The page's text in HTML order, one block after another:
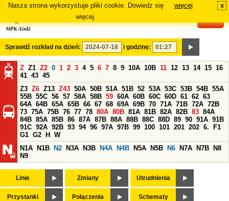
Nasza strona wykorzystuje pliki cookie. Dowiedz się
więcej.
więcej x
Sprawdź rozkład na dzień: i godzinę:
Z Z1 Z2 0 1 2 3 4 5 6 7 8 9 10A 10B 11 12 13 14 15 16
41 43 45
Z3 Z6 Z13 Z43 50A 50B 51A 51B 52 53A 53C 53B 54B 55A
55B 55C 56 57 58A 58B 59 60A 60B 60C 60D 61 62 63
64A 64B 65A 65B 66 67 68 69A 69B 70 71A 71B 72A 72B
73 75A 75B 76 77 78 80A 80B 81A 81B 82A 82B 83 84A
84B 85A 85B 86 87A 87B 88A 88B 88C 88D 89 90 91A 91B
91C 92A 92B 93 94 96 97A 97B 99 100 101 201 202 6.
F1
G1 G2 H
W
N1A
N1B N2 N3A N3B N4A N4B N5A N5B N6 N7A N7B
N8
N9
Linie Zmiany Utrudnienia
Przystanki Połączenia Schematy